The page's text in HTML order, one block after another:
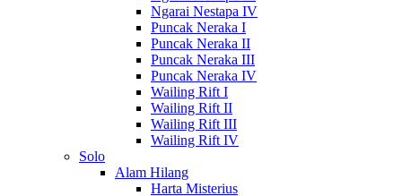
Ngarai Nestapa IV
Puncak Neraka I
Puncak Neraka II
Puncak Neraka III
Puncak Neraka IV
Wailing Rift I
Wailing Rift II
Wailing Rift III
Wailing Rift IV
Solo
Alam Hilang
Harta Misterius